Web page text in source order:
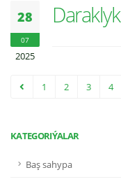
28
07
2025
Daraklyk
1 2 3 4
KATEGORIÝALAR
Baş sahypa